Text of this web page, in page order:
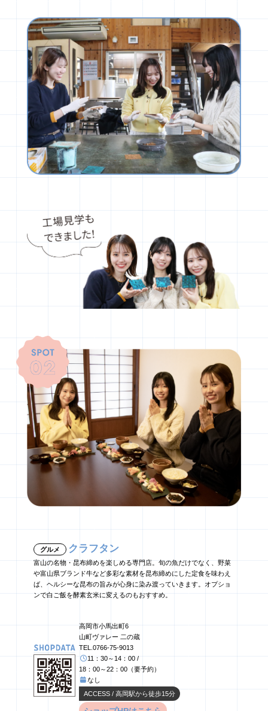
グルメ クラフタン
富山の名物・昆布締めを楽しめる専門店。旬の魚だけでなく、野菜
や富山県ブランド牛など多彩な素材を昆布締めにした定食を味わえ
ば、ヘルシーな昆布の旨みが心身に染み渡っていきます。オプショ
ンで白ご飯を酵素玄米に変えるのもおすすめ。
高岡市小馬出町6
山町ヴァレー 二の蔵
TEL.0766-75-9013
11：30～14：00 /
18：00～22：00（要予約）
なし
ACCESS / 高岡駅から徒歩15分